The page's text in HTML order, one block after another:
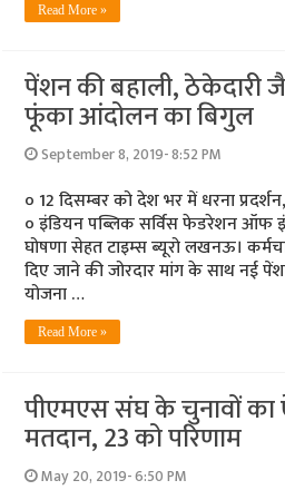
Read More »
पेंशन की बहाली, ठेकेदारी
फूंका आंदोलन का बिगुल
September 8, 2019- 8:52 PM
० 12 दिसम्‍बर को देश भर में धरना
० इंडियन पब्लिक सर्विस फेडरेशन ऑफ
घोषणा सेहत टाइम्‍स ब्‍यूरो लखनऊ।
दिए जाने की जोरदार मांग के साथ नई
योजना …
Read More »
पीएमएस संघ के चुनावों का
मतदान, 23 को परिणाम
May 20, 2019- 6:50 PM